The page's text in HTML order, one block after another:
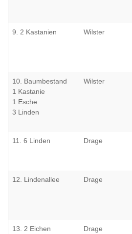
9. 2 Kastanien Wilster
10. Baumbestand
1 Kastanie
1 Esche
3 Linden
Wilster
11. 6 Linden Drage
12. Lindenallee Drage
13. 2 Eichen Drage